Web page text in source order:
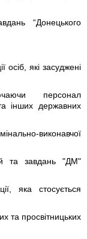
“Донецького
осіб, які засуджені
персонал
інших державних
виконавчої
та завдань "ДМ"
яка стосується
та просвітницьких